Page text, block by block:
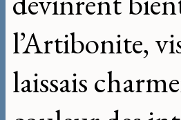
l’Artibonite,
laissais